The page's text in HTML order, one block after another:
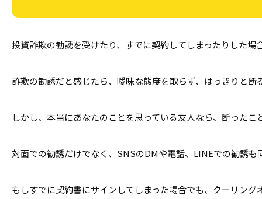
投資詐欺の勧誘を受けたり、すでに契約してしまったりした
詐欺の勧誘だと感じたら、曖昧な態度を取らず、はっきりと
しかし、本当にあなたのことを思っている友人なら、断った
対面での勧誘だけでなく、SNSのDMや電話、LINEでの勧誘
もしすでに契約書にサインしてしまった場合でも、クーリン